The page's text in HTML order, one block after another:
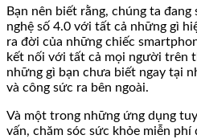
Bạn nên biết rằng, chúng ta
nghệ số 4.0 với tất cả những gì
ra đời của những chiếc
kết nối với tất cả mọi người trên
những gì bạn chưa biết ngay tại
và công sức ra bên ngoài.
Và một trong những ứng dụng
vấn, chăm sóc sức khỏe miễn phí